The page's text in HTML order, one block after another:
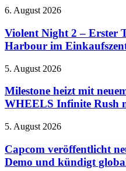
„Blubbmeeria“
Unterwasserwelt
erschienen
Violent
2
–
Erster
zeigt
David
Harbour
Einkaufszentrum
6. August 2026
Violent Night 2 – Erster
Harbour im
Milestone
mit
neuem
Trailer
HOT
Infinite
Rush
5. August 2026
Milestone heizt mit
WHEELS Infinite Rush
Capcom
neue
Monster
Hunter
5. August 2026
Capcom veröffentlicht
Demo und kündigt